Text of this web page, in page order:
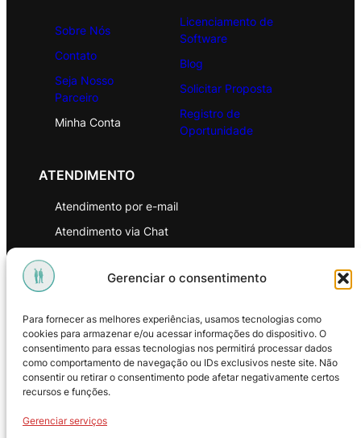
Gerenciar o consentimento
Para fornecer as melhores experiências, usamos tecnologias como
cookies para armazenar e/ou acessar informações do dispositivo. O
consentimento para essas tecnologias nos permitirá processar dados
como comportamento de navegação ou IDs exclusivos neste site. Não
consentir ou retirar o consentimento pode afetar negativamente certos
recursos e funções.
Gerenciar serviços
Sobre Nós
Contato
Seja Nosso
Parceiro
Minha Conta
Licenciamento de
Software
Blog
Solicitar Proposta
Registro de
Oportunidade
ATENDIMENTO
Atendimento por e-mail
Atendimento via Chat
Política de Privacidade
Política de Troca e Devoluções
Política de Reembolso